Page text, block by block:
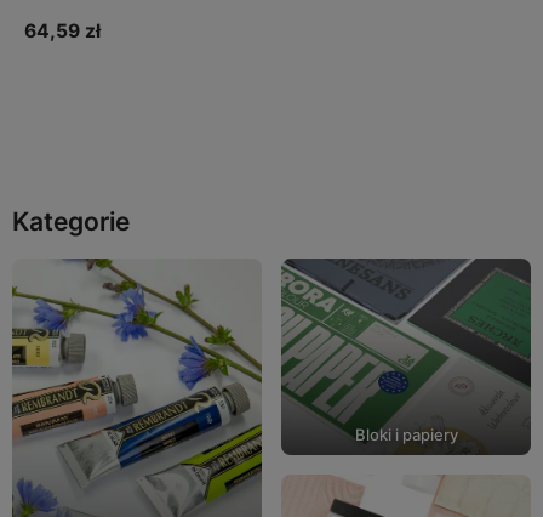
64,59 zł
Kategorie
Bloki i papiery